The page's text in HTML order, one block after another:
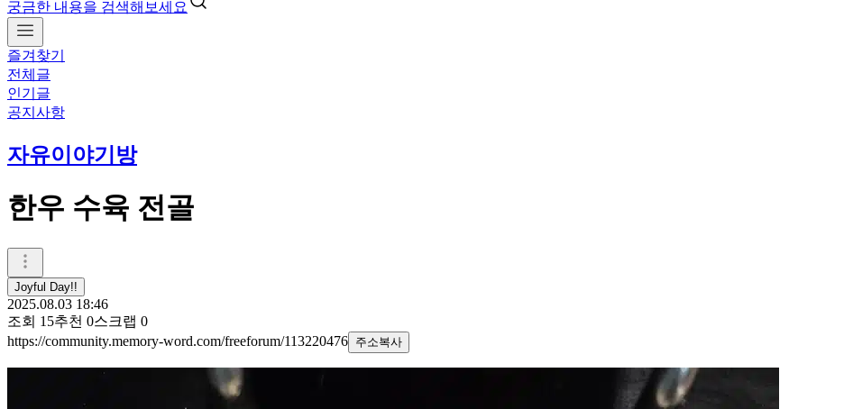
궁금한 내용을 검색해보세요
즐겨찾기
전체글
인기글
공지사항
자유이야기방
한우 수육 전골
Joyful Day!!
2025.08.03 18:46
조회 15추천 0스크랩 0
https://community.memory-word.com/freeforum/113220476 주소복사